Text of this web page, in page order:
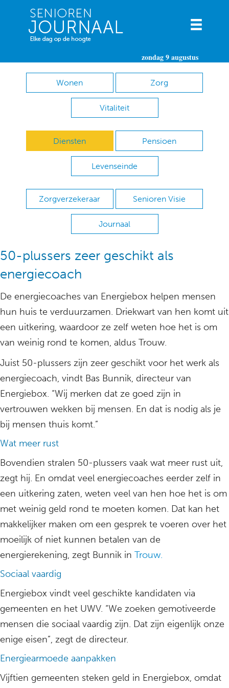
zondag 9 augustus
Wonen Zorg
Vitaliteit
Diensten Pensioen
Levenseinde
Zorgverzekeraar Senioren Visie
Journaal
50-plussers zeer geschikt als
energiecoach
De energiecoaches van Energiebox helpen mensen
hun huis te verduurzamen. Driekwart van hen komt uit
een uitkering, waardoor ze zelf weten hoe het is om
van weinig rond te komen, aldus Trouw.
Juist 50-plussers zijn zeer geschikt voor het werk als
energiecoach, vindt Bas Bunnik, directeur van
Energiebox. “Wij merken dat ze goed zijn in
vertrouwen wekken bij mensen. En dat is nodig als je
bij mensen thuis komt.”
Wat meer rust
Bovendien stralen 50-plussers vaak wat meer rust uit,
zegt hij. En omdat veel energiecoaches eerder zelf in
een uitkering zaten, weten veel van hen hoe het is om
met weinig geld rond te moeten komen. Dat kan het
makkelijker maken om een gesprek te voeren over het
moeilijk of niet kunnen betalen van de
energierekening, zegt Bunnik in Trouw.
Sociaal vaardig
Energiebox vindt veel geschikte kandidaten via
gemeenten en het UWV. “We zoeken gemotiveerde
mensen die sociaal vaardig zijn. Dat zijn eigenlijk onze
enige eisen”, zegt de directeur.
Energiearmoede aanpakken
Vijftien gemeenten steken geld in Energiebox, omdat